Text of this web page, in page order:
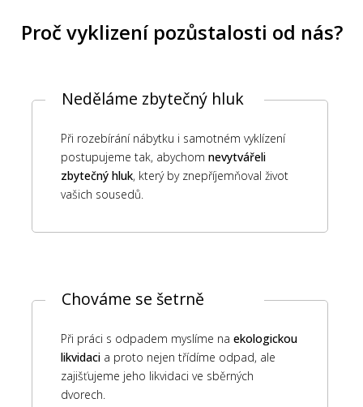
Proč vyklizení pozůstalosti od nás?
Neděláme zbytečný hluk
Při rozebírání nábytku i samotném vyklízení
postupujeme tak, abychom nevytvářeli
zbytečný hluk, který by znepříjemňoval život
vašich sousedů.
Chováme se šetrně
Při práci s odpadem myslíme na ekologickou
likvidacia proto nejen třídíme odpad, ale
zajišťujeme jeho likvidaci ve sběrných
dvorech.